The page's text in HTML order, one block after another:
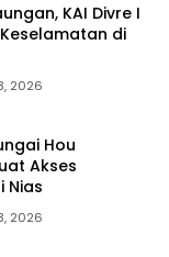
KAI Divre I
di
2026
Hou
Akses
Nias
2026